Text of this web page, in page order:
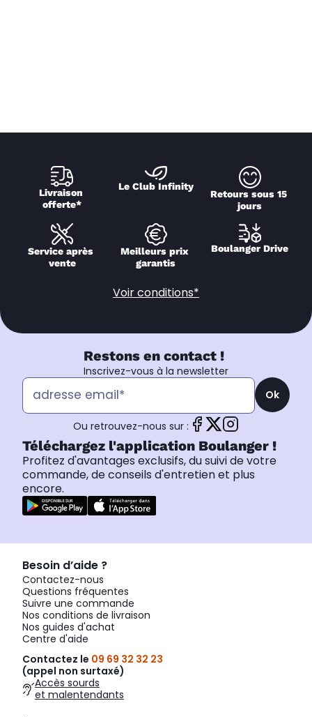
Livraison
offerte*
Le Club Infinity
Retours sous 15
jours
Service après
vente
Meilleurs prix
garantis
Boulanger Drive
Voir conditions*
Restons en contact !
Inscrivez-vous à la newsletter
Ok
Ou retrouvez-nous sur :
Téléchargez l'application Boulanger !
Profitez d'avantages exclusifs, du suivi de votre
commande, de conseils d'entretien et plus
encore.
Besoin d’aide ?
Contactez-nous
Questions fréquentes
Suivre une commande
Nos conditions de livraison
Nos guides d'achat
Centre d'aide
Contactez le 09 69 32 32 23
(appel non surtaxé)
Accès sourds
et malentendants